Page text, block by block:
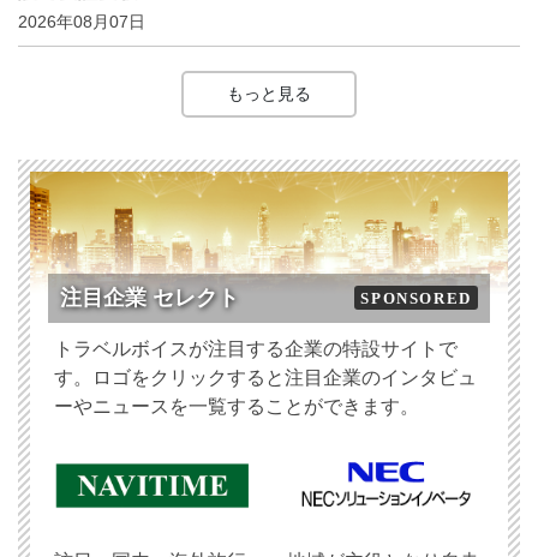
2026年08月07日
もっと見る
注目企業 セレクト SPONSORED
トラベルボイスが注目する企業の特設サイトで
す。ロゴをクリックすると注目企業のインタビュ
ーやニュースを一覧することができます。